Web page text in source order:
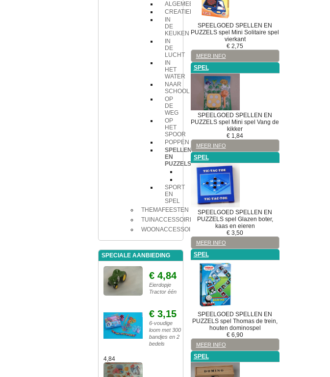
ALGEMEEN
CREATIEF
IN
DE
KEUKEN
IN
DE
LUCHT
IN
HET
WATER
NAAR
SCHOOL
OP
DE
WEG
OP
HET
SPOOR
POPPEN
SPELLEN
EN
PUZZELS
puzzel
spel
SPORT
EN
SPEL
THEMAFEESTEN
TUINACCESSOIRES
WOONACCESSOIRES
SPECIALE AANBIEDING
€ 4,84
Eierdopje
Tractor één
€ 3,15
6-voudige
loom met 300
bandjes en 2
bedels
4,84
SPEELGOED SPELLEN EN
PUZZELS spel
Mini Solitaire spel
vierkant
€2,75
MEER INFO
SPEL
SPEELGOED SPELLEN EN
PUZZELS spel
Mini spel Vang de
kikker
€ 1,84
MEER INFO
SPEL
SPEELGOED SPELLEN EN
PUZZELS spel Glazen boter,
kaas en eieren
€3,50
MEER INFO
SPEL
SPEELGOED SPELLEN EN
PUZZELS spel Thomas de trein,
houten dominospel
€6,90
MEER INFO
SPEL